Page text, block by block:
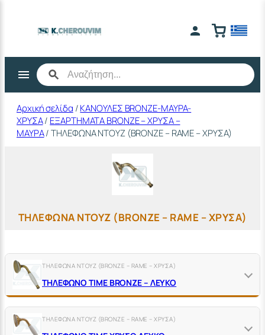
περιεχόμενο
Αρχική σελίδα /ΚΑΝΟΥΛΕΣ BRONZE-ΜΑΥΡΑ-
ΧΡΥΣΑ/ ΕΞΑΡΤΗΜΑΤΑ BRONZE – ΧΡΥΣΑ –
ΜΑΥΡΑ/ ΤΗΛΕΦΩΝΑ ΝΤΟΥΖ (BRONZE – RAME – ΧΡΥΣΑ)
ΤΗΛΕΦΩΝΑ ΝΤΟΥΖ (BRONZE – RAME – ΧΡΥΣΑ)
ΤΗΛΕΦΩΝΑ ΝΤΟΥΖ (BRONZE – RAME – ΧΡΥΣΑ)
ΤΗΛΕΦΩΝΟ ΤΙΜΕ BRONZE – ΛΕΥΚΟ
ΤΗΛΕΦΩΝΑ ΝΤΟΥΖ (BRONZE – RAME – ΧΡΥΣΑ)